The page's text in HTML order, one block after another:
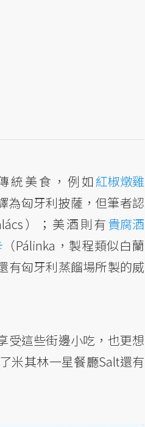
統美食，例如紅椒燉雞
為匈牙利披薩，但筆者認
）；美酒則有貴腐酒
（Pálinka，製程類似白蘭
有匈牙利蒸餾場所製的威
受這些街邊小吃，也更想
米其林一星餐廳Salt還有